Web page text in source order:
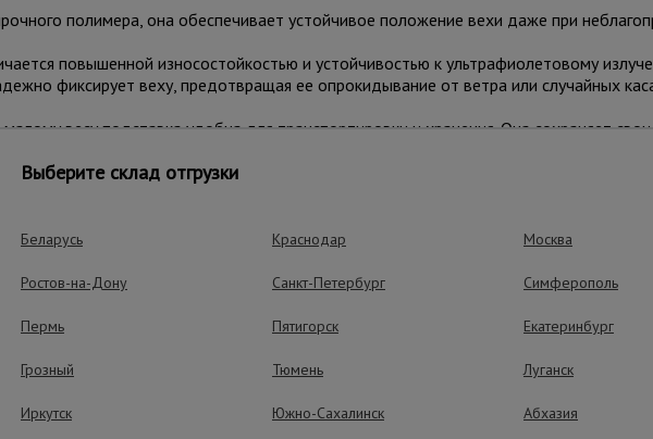
полимера, она обеспечивает устойчивое положение вехи даже при
повышенной износостойкостью и устойчивостью к ультрафиолетовому
фиксирует веху, предотвращая ее опрокидывание от ветра или случайных
весу подставка удобна для транспортировки и хранения. Она сохраняет
ее в любых климатических условиях.
строительных бригад и коммунальных предприятий, которым требуется
стандартных сигнальных вех диаметром до 30 мм.
Выберите склад отгрузки
Беларусь Краснодар Москва
Ростов-на-Дону Санкт-Петербург Симферополь
Пермь Пятигорск Екатеринбург
Грозный Тюмень Луганск
Иркутск Южно-Сахалинск Абхазия